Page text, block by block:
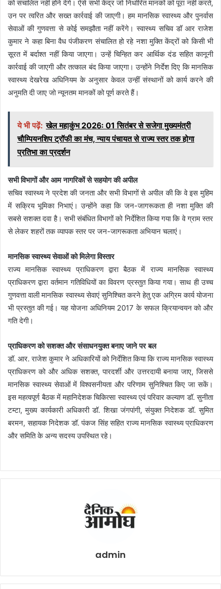
को संचालित नहीं होने देंगे। ऐसे सभी केंद्र जो निर्धारित मानकों को पूरा नहीं करते,
उन पर त्वरित और सख्त कार्रवाई की जाएगी। हम मानसिक स्वास्थ्य और पुनर्वास
सेवाओं की गुणवत्ता से कोई समझौता नहीं करेंगे। स्वास्थ्य सचिव डॉ आर राजेश
कुमार ने कहा बिना वैध पंजीकरण संचालित हो रहे नशा मुक्ति केंद्रों को किसी भी
सूरत में बर्दाश्त नहीं किया जाएगा। उन्हें चिन्हित कर आर्थिक दंड सहित कानूनी
कार्रवाई की जाएगी और तत्काल बंद किया जाएगा। उन्होंने निर्देश दिए कि मानसिक
स्वास्थ्य देखरेख अधिनियम के अनुसार केवल उन्हीं संस्थानों को कार्य करने की
अनुमति दी जाए जो न्यूनतम मानकों को पूर्ण करते हैं।
ये भी पढ़ें: खेल महाकुंभ 2026ः 01 सितंबर से सजेगा मुख्यमंत्री
चौम्पियनशिप ट्रॉफी का मंच, न्याय पंचायत से राज्य स्तर तक होगा
प्रतिभा का प्रदर्शन
सभी विभागों और आम नागरिकों से सहयोग की अपील
सचिव स्वास्थ्य ने प्रदेश की जनता और सभी विभागों से अपील की कि वे इस मुहिम
में सक्रिय भूमिका निभाएं। उन्होंने कहा कि जन-जागरूकता ही नशा मुक्ति की
सबसे सशक्त दवा है। सभी संबंधित विभागों को निर्देशित किया गया कि वे ग्राम स्तर
से लेकर शहरों तक व्यापक स्तर पर जन-जागरूकता अभियान चलाएं।
मानसिक स्वास्थ्य सेवाओं को मिलेगा विस्तार
राज्य मानसिक स्वास्थ्य प्राधिकरण द्वारा बैठक में राज्य मानसिक स्वास्थ्य
प्राधिकरण द्वारा वर्तमान गतिविधियों का विवरण प्रस्तुत किया गया। साथ ही उच्च
गुणवत्ता वाली मानसिक स्वास्थ्य सेवाएं सुनिश्चित करने हेतु एक अग्रिम कार्य योजना
भी प्रस्तुत की गई। यह योजना अधिनियम 2017 के सफल क्रियान्वयन को और
गति देगी।
प्राधिकरण को सशक्त और संसाधनयुक्त बनाए जाने पर बल
डॉ. आर. राजेश कुमार ने अधिकारियों को निर्देशित किया कि राज्य मानसिक स्वास्थ्य
प्राधिकरण को और अधिक सशक्त, पारदर्शी और उत्तरदायी बनाया जाए, जिससे
मानसिक स्वास्थ्य सेवाओं में विश्वसनीयता और परिणाम सुनिश्चित किए जा सकें।
इस महत्वपूर्ण बैठक में महानिदेशक चिकित्सा स्वास्थ्य एवं परिवार कल्याण डॉ. सुनीता
टम्टा, मुख्य कार्यकारी अधिकारी डॉ. शिखा जंगपांगी, संयुक्त निदेशक डॉ. सुमित
बरमन, सहायक निदेशक डॉ. पंकज सिंह सहित राज्य मानसिक स्वास्थ्य प्राधिकरण
और समिति के अन्य सदस्य उपस्थित रहे।
admin